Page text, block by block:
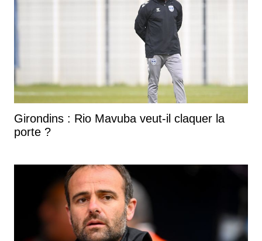
Girondins : Rio Mavuba veut-il claquer la
porte ?